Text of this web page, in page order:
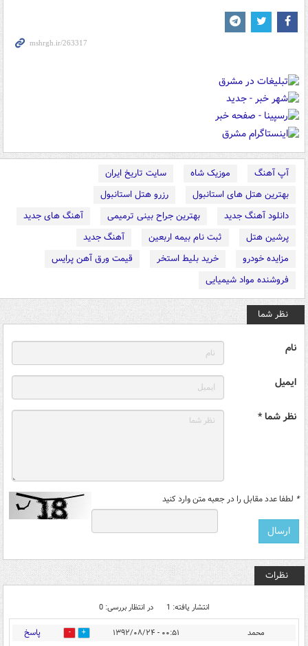
آپ آهنگ موزیک شاه
سایت تاریخ ایران
بهترین هتل های استانبول
رزرو هتل استانبول
دانلود آهنگ جدید
بهترین جراح بینی ترمیمی
آهنگ های جدید
پرشین هتل
ثبت نام بیمه اربعین
آهنگ جدید
مزایده خودرو
خرید بلیط استخر
قیمت ورق آهن پرایس
فروشنده مواد شیمیایی
نظر شما
نام
ایمیل
نظر شما *
* لطفا عدد مقابل را در جعبه متن وارد کنید
نظرات
انتشار یافته: 1 در انتظار بررسی: 0
محمد ۰۰:۵۱ - ۱۳۹۲/۰۸/۲۴ 0 پاسخ